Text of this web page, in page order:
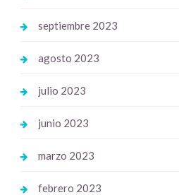
septiembre 2023
agosto 2023
julio 2023
junio 2023
marzo 2023
febrero 2023